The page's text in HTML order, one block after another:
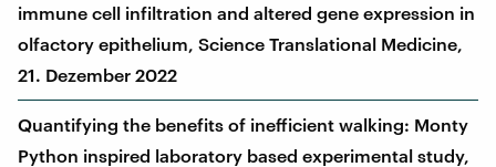
immune cell infiltration and altered gene expression in
olfactory epithelium, Science Translational Medicine,
21. Dezember 2022
Quantifying the benefits of inefficient walking: Monty
Python inspired laboratory based experimental study,